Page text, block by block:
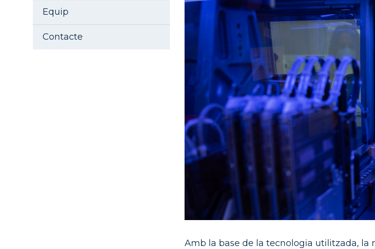
Equip
Contacte
Amb la base de la tecnologia utilitzada, la